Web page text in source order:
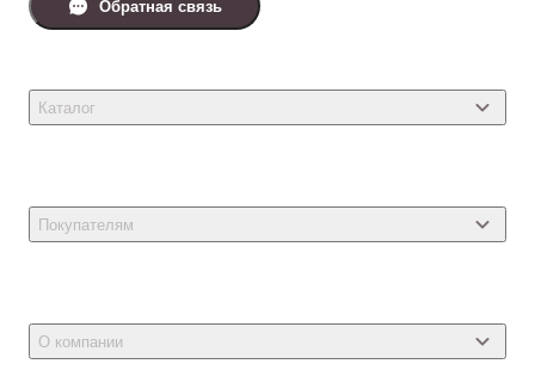
Каталог
Товары для собак
Товары для птиц
Покупателям
Новости
О компании
Обратная связь